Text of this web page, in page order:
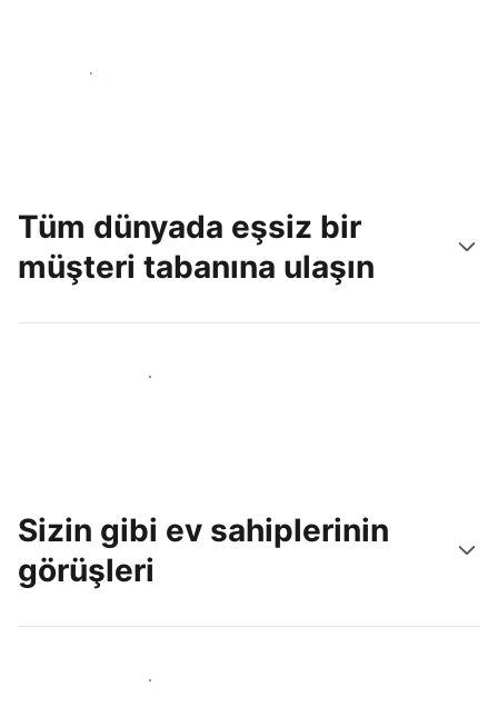
Hemen başla
Tüm dünyada eşsiz bir
müşteri tabanına ulaşın
Hemen yeni konuklara ulaş
Sizin gibi ev sahiplerinin
görüşleri
Tesis sahipleri arasına katıl